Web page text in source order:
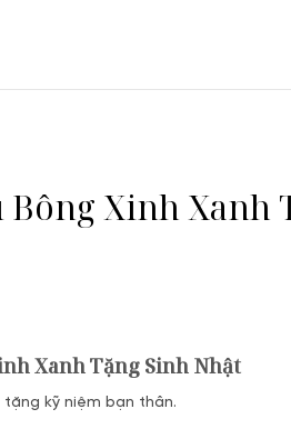
Bông Xinh Xanh
Xanh Tặng Sinh Nhật
tặng kỹ niệm bạn thân.